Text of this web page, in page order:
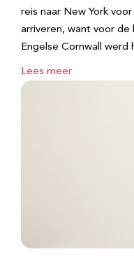
reis naar New York
arriveren, want voor de
Engelse Cornwall
Lees meer